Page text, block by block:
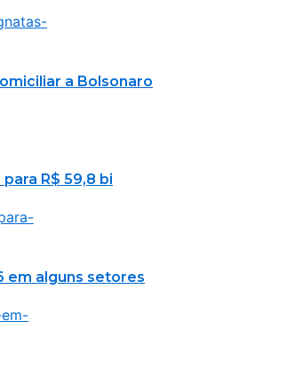
a Bolsonaro
R$ 59,8 bi
em alguns setores